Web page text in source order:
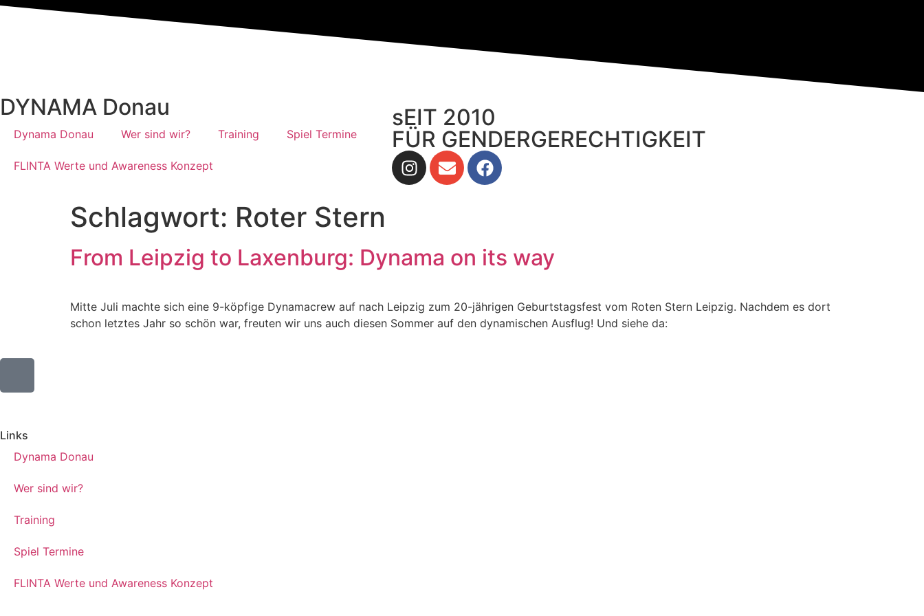
DYNAMA Donau
Dynama Donau Wer sind wir? Training Spiel Termine
FLINTA Werte und Awareness Konzept
sEIT 2010
FÜR GENDERGERECHTIGKEIT
Schlagwort: Roter Stern
From Leipzig to Laxenburg: Dynama on its way
Mitte Juli machte sich eine 9-köpfige Dynamacrew auf nach Leipzig zum 20-jährigen Geburtstagsfest vom Roten Stern Leipzig. Nachdem es dort
schon letztes Jahr so schön war, freuten wir uns auch diesen Sommer auf den dynamischen Ausflug! Und siehe da:
Links
Dynama Donau
Wer sind wir?
Training
Spiel Termine
FLINTA Werte und Awareness Konzept